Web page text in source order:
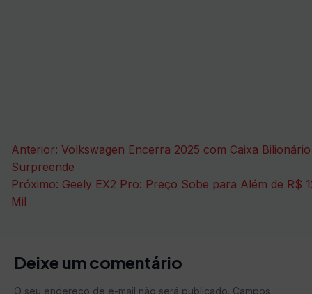
Navegação
de
Post
Anterior: Volkswagen Encerra 2025 com Caixa
Surpreende
Próximo: Geely EX2 Pro: Preço Sobe para Além de R$
Mil
Deixe um comentário
O seu endereço de e-mail não será publicado. Campos